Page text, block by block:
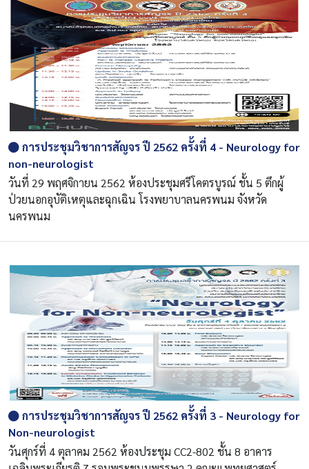
การประชุมวิชาการสัญจร ปี 2562 ครั้งที่ 4 - Neurology for
non-neurologist
วันที่ 29 พฤศจิกายน 2562 ห้องประชุมศรีโคตรบูรณ์ ชั้น 5 ตึกผู้
ป่วยนอกอุบัติเหตุและฉุกเฉิน โรงพยาบาลนครพนม จังหวัด
นครพนม
การประชุมวิชาการสัญจร ปี 2562 ครั้งที่ 3 - Neurology for
Non-neurologist
วันศุกร์ที่ 4 ตุลาคม 2562 ห้องประชุม CC2-802 ชั้น 8 อาคาร